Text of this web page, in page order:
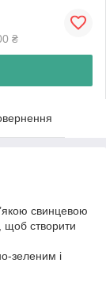
₴
свинцевою
щоб створити
зеленим і